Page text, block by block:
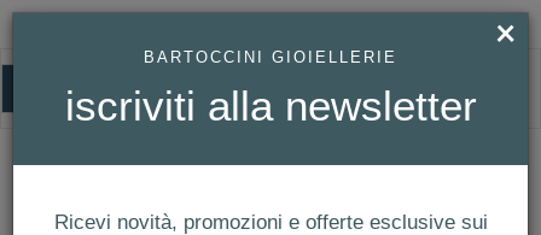
HOMEPAGE BRACCIALE CHIMENTO - ACCENTI REF. 1B05288ZZ1180
Bracciale Chimento - Accenti Ref.
1B05288ZZ1180
×
BARTOCCINI GIOIELLERIE
iscriviti alla newsletter
Ricevi novità, promozioni e offerte esclusive sui